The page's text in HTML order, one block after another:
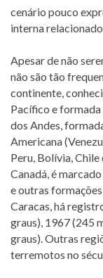
cenário pouco
interna
Apesar de não
não são tão
continente,
Pacífico e
dos Andes,
Americana
Peru, Bolívia, Chile
Canadá, é
e outras
Caracas, há
graus), 1967 (245
graus). Outras
terremotos no